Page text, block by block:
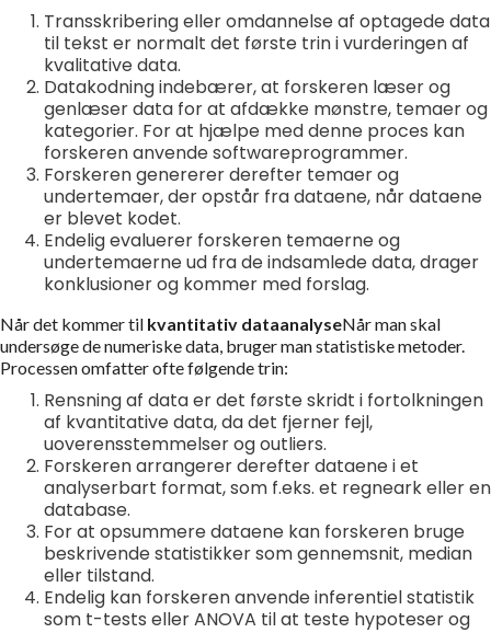
Transskribering eller omdannelse af optagede data
til tekst er normalt det første trin i vurderingen af
kvalitative data.
Datakodning indebærer, at forskeren læser og
genlæser data for at afdække mønstre, temaer og
kategorier. For at hjælpe med denne proces kan
forskeren anvende softwareprogrammer.
Forskeren genererer derefter temaer og
undertemaer, der opstår fra dataene, når dataene
er blevet kodet.
Endelig evaluerer forskeren temaerne og
undertemaerne ud fra de indsamlede data, drager
konklusioner og kommer med forslag.
Når det kommer til kvantitativ dataanalyseNår man skal
undersøge de numeriske data, bruger man statistiske metoder.
Processen omfatter ofte følgende trin:
Rensning af data er det første skridt i fortolkningen
af kvantitative data, da det fjerner fejl,
uoverensstemmelser og outliers.
Forskeren arrangerer derefter dataene i et
analyserbart format, som f.eks. et regneark eller en
database.
For at opsummere dataene kan forskeren bruge
beskrivende statistikker som gennemsnit, median
eller tilstand.
Endelig kan forskeren anvende inferentiel statistik
som t-tests eller ANOVA til at teste hypoteser og